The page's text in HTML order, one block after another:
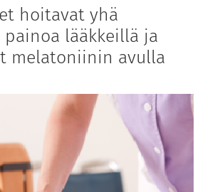
hoitavat yhä
lääkkeillä ja
melatoniinin avulla